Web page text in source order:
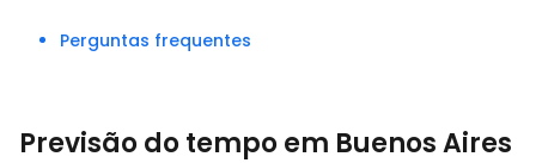
Perguntas frequentes
Previsão do tempo em Buenos Aires